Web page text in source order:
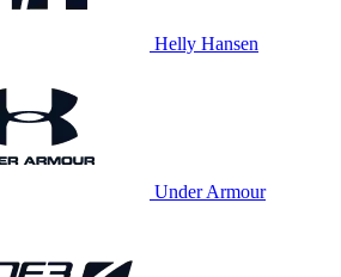
Helly Hansen
Under Armour